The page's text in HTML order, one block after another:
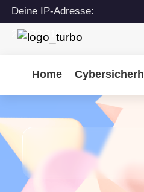
Deine IP-Adresse:
216.73.216.20
Home